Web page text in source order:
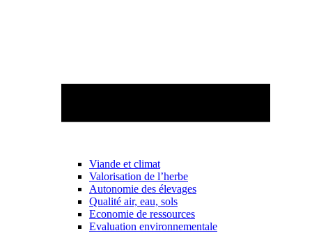
Viande et climat
Valorisation de l’herbe
Autonomie des élevages
Qualité air, eau, sols
Economie de ressources
Evaluation environnementale